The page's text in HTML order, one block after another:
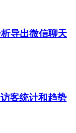
导出微信聊天
客统计和趋势